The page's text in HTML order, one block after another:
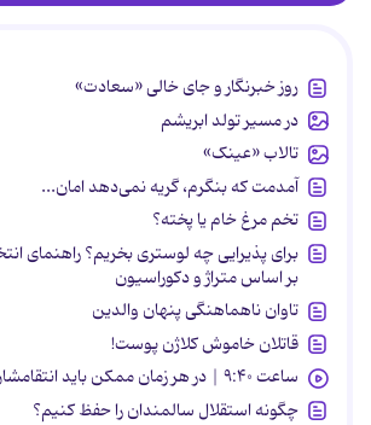
روز خبرنگار و جای خالی «سعادت»
در مسیر تولد ابریشم
تالاب «عینک»
آمدمت که بنگرم، گریه نمی‌دهد امان...
تخم مرغ خام یا پخته؟
برای پذیرایی چه لوستری بخریم؟ راهنمای
بر اساس متراژ و دکوراسیون
تاوان ناهماهنگی پنهان والدین
قاتلان خاموش کلاژن پوست!
ساعت ۹:۴۰ | در هر زمان ممکن باید انتقامشان را پس بدهند
چگونه استقلال سالمندان را حفظ کنیم؟